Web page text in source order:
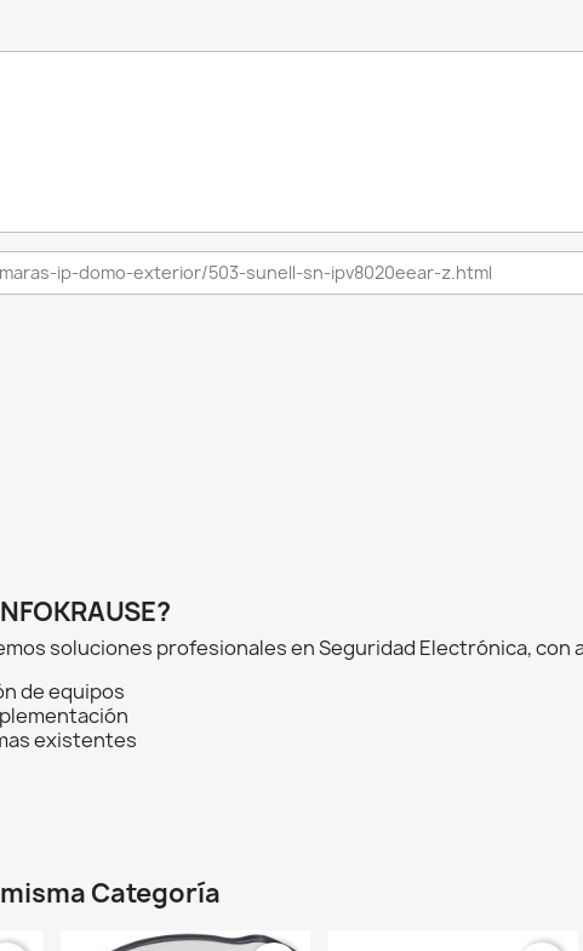
soluciones profesionales en Seguridad Electrónica,
de equipos
existentes
Categoría